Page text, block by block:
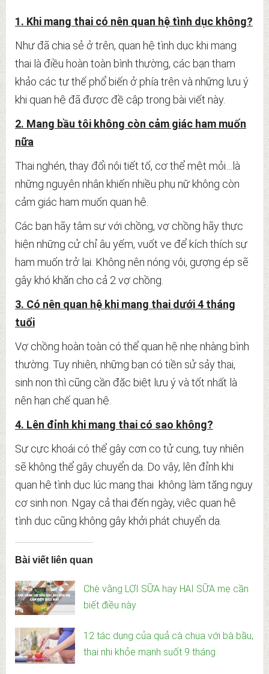
1. Khi mang thai có nên quan hệ tình dục không?
Như đã chia sẻ ở trên, quan hệ tình dục khi mang
thai là điều hoàn toàn bình thường, các bạn tham
khảo các tư thế phổ biến ở phía trên và những lưu ý
khi quan hệ đã được đề cập trong bài viết này.
2. Mang bầu tôi không còn cảm giác ham muốn
nữa
Thai nghén, thay đổi nội tiết tố, cơ thể mệt mỏi…là
những nguyên nhân khiến nhiều phụ nữ không còn
cảm giác ham muốn quan hệ.
Các bạn hãy tâm sự với chồng, vợ chồng hãy thực
hiện những cử chỉ âu yếm, vuốt ve để kích thích sự
ham muốn trở lại. Không nên nóng vội, gượng ép sẽ
gây khó khăn cho cả 2 vợ chồng.
3. Có nên quan hệ khi mang thai dưới 4 tháng
tuổi
Vợ chồng hoàn toàn có thể quan hệ nhẹ nhàng bình
thường. Tuy nhiên, những bạn có tiền sử sảy thai,
sinh non thì cũng cần đặc biệt lưu ý và tốt nhất là
nên hạn chế quan hệ.
4. Lên đỉnh khi mang thai có sao không?
Sự cực khoái có thể gây cơn co tử cung, tuy nhiên
sẽ không thể gây chuyển dạ. Do vậy, lên đỉnh khi
quan hệ tình dục lúc mang thai không làm tăng nguy
cơ sinh non. Ngay cả thai đến ngày, việc quan hệ
tình dục cũng không gây khởi phát chuyển dạ.
Bài viết liên quan
Chè vằng LỢI SỮA hay HẠI SỮA mẹ cần
biết điều này
12 tác dụng của quả cà chua với bà bầu,
thai nhi khỏe mạnh suốt 9 tháng